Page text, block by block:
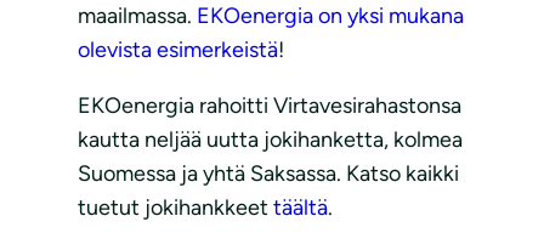
maailmassa. EKOenergia on yksi mukana
olevista esimerkeistä!
EKOenergia rahoitti Virtavesirahastonsa
kautta neljää uutta jokihanketta, kolmea
Suomessa ja yhtä Saksassa. Katso kaikki
tuetut jokihankkeet täältä.